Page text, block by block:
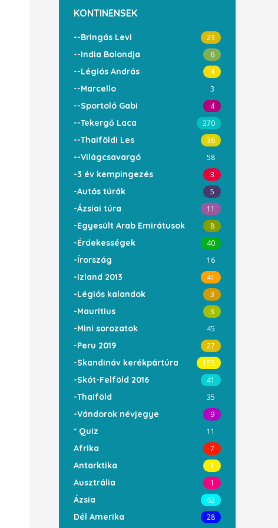
KONTINENSEK
--Bringás Levi 23
--India Bolondja 6
--Légiós András 4
--Marcello 3
--Sportoló Gabi 4
--Tekergő Laca 270
--Thaiföldi Les 36
--Világcsavargó 58
-3 év kempingezés 3
-Autós túrák 5
-Ázsiai túra 11
-Egyesült Arab Emirátusok 8
-Érdekességek 40
-Írország 16
-Izland 2013 41
-Légiós kalandok 3
-Mauritius 3
-Mini sorozatok 45
-Peru 2019 27
-Skandináv kerékpártúra 155
-Skót-Felföld 2016 41
-Thaiföld 35
-Vándorok névjegye 9
* Quiz 11
Afrika 7
Antarktika 1
Ausztrália 1
Ázsia 62
Dél Amerika 28